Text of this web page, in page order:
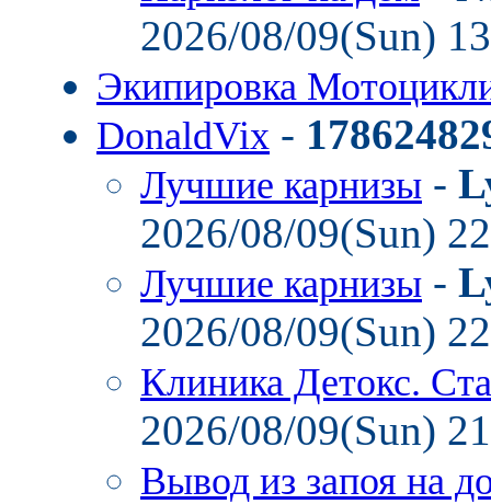
2026/08/09(Sun)
Экипировка
DonaldVix -
Лучшие карнизы -
2026/08/09(Sun)
Лучшие карнизы -
2026/08/09(Sun)
Клиника Детокс.
2026/08/09(Sun)
Вывод из запоя на